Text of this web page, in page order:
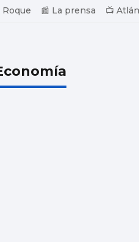
📰 La prensa 📺